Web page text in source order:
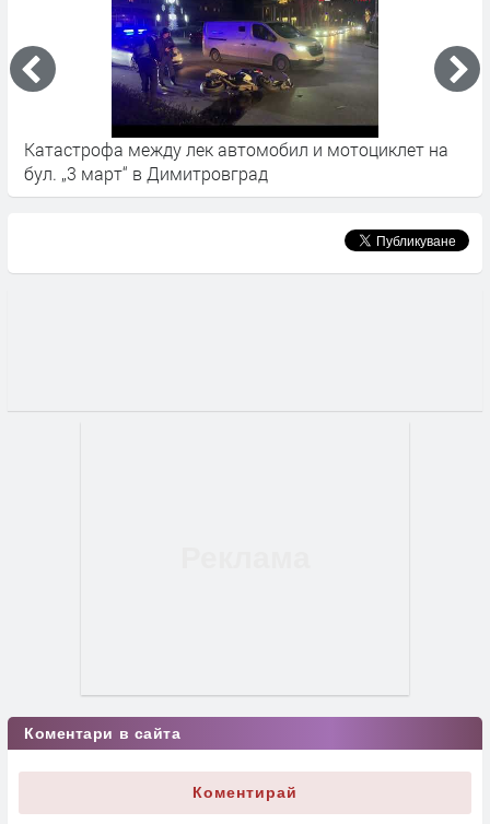
Катастрофа между лек автомобил и мотоциклет на
бул. „3 март“ в Димитровград
Коментари в сайта
Коментирай